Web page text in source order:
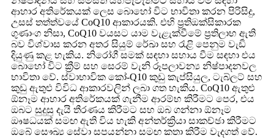
ආහාර අතිරේකයක් ලෙස බොහෝ විට භාවිතා කරන පිරිසිදු,
උසස් තත්ත්වයේ CoQ10 ආකාරයකි. එහි ප්‍රතිඔක්සිකාරක
ගුණාංග නිසා, CoQ10 වයසට යාම වැළැක්වීමේ ප්‍රතිලාභ ඇති
බව විශ්වාස කරන අතර සියුම් රේඛා සහ රැළි පෙනුම වැඩි
දියුණු කළ හැකිය. නිරෝගී සමක් සඳහා සහාය වීම සඳහා එය
බොහෝ විට ක්‍රීම් සහ සෙරම් වැනි රූපලාවන්‍ය නිෂ්පාදනවල
භාවිතා වේ. ස්වාභාවික කෝ-Q10 කුඩු කැප්සියුල, ටැබ්ලට් සහ
කුඩු ඇතුළු විවිධ ආකාරවලින් ලබා ගත හැකිය. CoQ10 ඇතුළු
ඕනෑම ආහාර අතිරේකයක් ගැනීම ආරම්භ කිරීමට පෙර, එය
ඔබට සුදුසු දැයි තීරණය කිරීමට සහ ඔබ ගන්නා ඕනෑම
ඖෂධයක් සමඟ ඇති විය හැකි අන්තර්ක්‍රියා සාකච්ඡා කිරීමට
ඔබේ සෞඛ්‍ය සේවා සපයන්නා සමඟ කතා කිරීම වැදගත් වේ.